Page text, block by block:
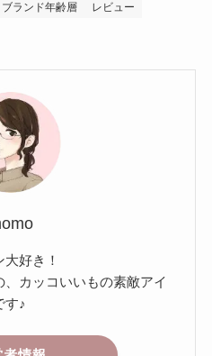
ブランド年齢層
レビュー
好き！
カッコいいもの素敵アイ
す♪